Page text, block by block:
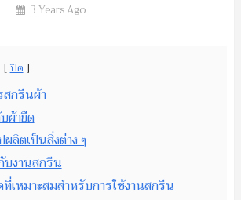
3 Years Ago
ปิด
กรีนผ้า
ผ้ายืด
ลิตเป็นสิ่งต่าง ๆ
บงานสกรีน
ที่เหมาะสมสำหรับการใช้งานสกรีน